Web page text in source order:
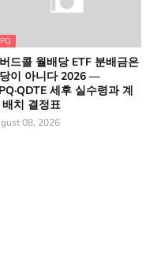
드콜 월배당 ETF 분배금은
이 아니다 2026 —
세후 실수령과 계
치 결정표
08, 2026